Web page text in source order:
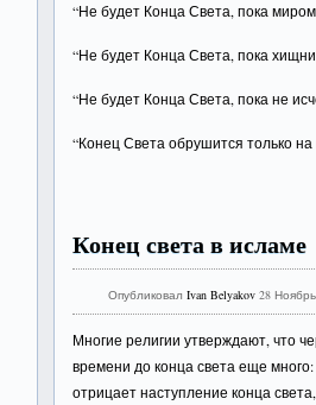
“Не будет Конца Света, пока
“Не будет Конца Света, пока
“Не будет Конца Света, пока не
“Конец Света обрушится только
Конец света в исламе
ОпубликовалIvan Belyakov 28
Многие религии утверждают, что
времени до конца света еще
отрицает наступление конца